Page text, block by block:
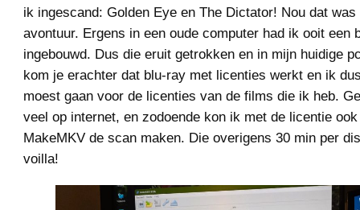
ik ingescand: Golden Eye en The Dictator! Nou dat was
avontuur. Ergens in een oude computer had ik ooit een
ingebouwd. Dus die eruit getrokken en in mijn huidige
kom je erachter dat blu-ray met licenties werkt en ik
moest gaan voor de licenties van de films die ik heb.
veel op internet, en zodoende kon ik met de licentie
MakeMKV de scan maken. Die overigens 30 min per
voilla!